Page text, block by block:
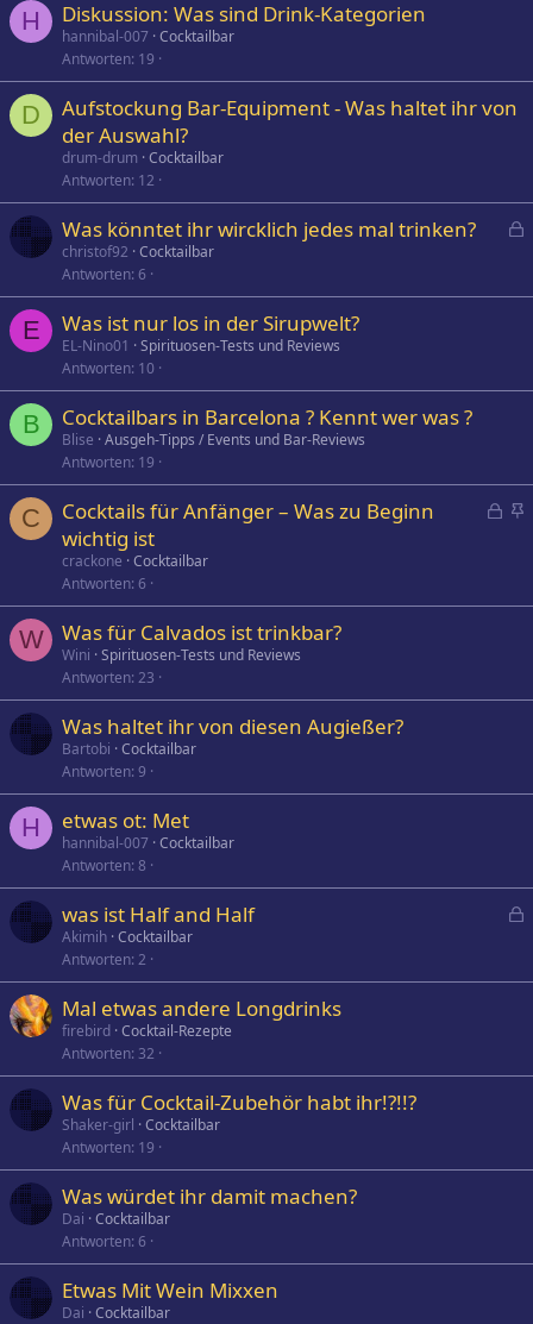
H Diskussion: Was sind Drink-Kategorien
hannibal-007 Cocktailbar
Antworten 19
D
Aufstockung Bar-Equipment - Was haltet ihr von
der Auswahl?
drum-drum Cocktailbar
Antworten 12
p
Was könntet ihr wircklich jedes mal trinken?
christof92 Cocktailbar
Antworten 6
E Was ist nur los in der Sirupwelt?
EL-Nino01
Spirituosen-Tests und Reviews
Antworten 10
B Cocktailbars in Barcelona ? Kennt wer was ?
Blise Ausgeh-Tipps / Events und Bar-Reviews
Antworten 19
C
G
e
A
h
e
Cocktails für Anfänger – Was zu Beginn
wichtig ist
crackone Cocktailbar
Antworten 6
W Was für Calvados ist trinkbar?
Wini Spirituosen-Tests und Reviews
Antworten 23
Was haltet ihr von diesen Augießer?
Bartobi Cocktailbar
Antworten 9
H etwas ot: Met
hannibal-007 Cocktailbar
Antworten 8
p
was ist Half and Half
Akimih Cocktailbar
Antworten 2
Mal etwas andere Longdrinks
firebird Cocktail-Rezepte
Antworten 32
Was für Cocktail-Zubehör habt ihr!?!!?
Shaker-girl Cocktailbar
Antworten 19
Was würdet ihr damit machen?
Dai Cocktailbar
Antworten 6
Etwas Mit Wein Mixxen
Dai Cocktailbar